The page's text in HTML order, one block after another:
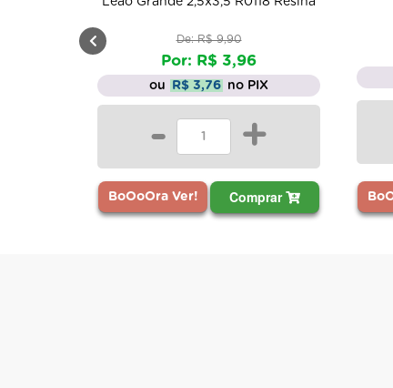
De: R$ 9,90
Por: R$ 3,96
R$ 3,76 no PIX
+
Comprar
ou R$ 4,45
BoOoOra Ver!